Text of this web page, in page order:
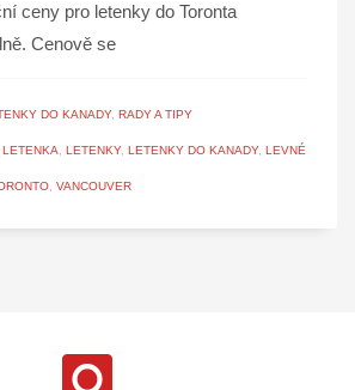
ceny pro letenky do Toronta
Cenově se
DO KANADY, RADY A TIPY
LETENKA, LETENKY, LETENKY DO KANADY, LEVNÉ
, VANCOUVER